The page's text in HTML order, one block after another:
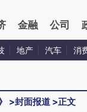
金融 公司
地产 汽车 消
>封面报道 >正文